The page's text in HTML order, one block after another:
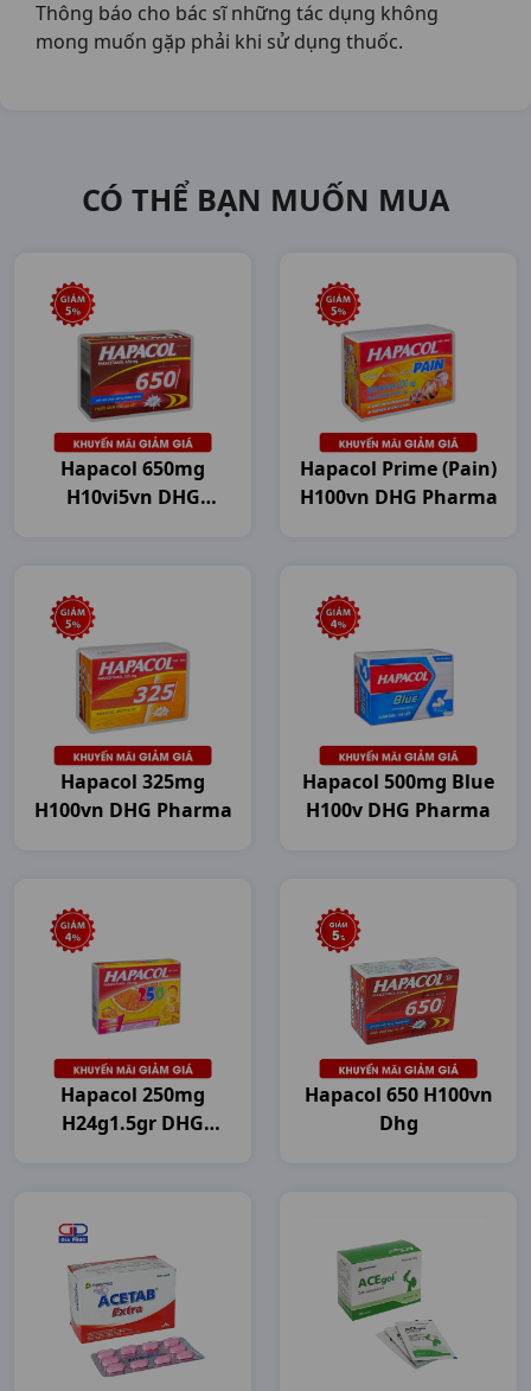
Thông báo cho bác sĩ những tác dụng không
mong muốn gặp phải khi sử dụng thuốc.
CÓ THỂ BẠN MUỐN MUA
Hapacol 650mg
H10vi5vn DHG
Hapacol Prime (Pain)
H100vn DHG Pharma
Hapacol 325mg
H100vn DHG Pharma
Hapacol 500mg Blue
H100v DHG Pharma
Hapacol 250mg
H24g1.5gr DHG
Hapacol 650 H100vn
Dhg